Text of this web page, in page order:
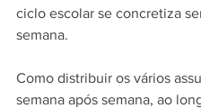
ciclo escolar se concretiza
semana.
Como distribuir os vários
semana após semana, ao